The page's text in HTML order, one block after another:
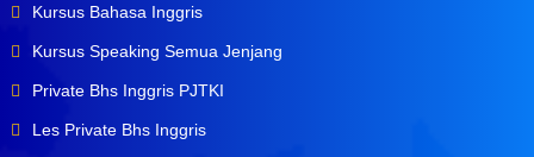
Kursus Bahasa Inggris
Kursus Speaking Semua Jenjang
Private Bhs Inggris PJTKI
Les Private Bhs Inggris